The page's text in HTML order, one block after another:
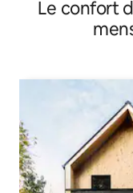
(10-15 minutes en
terrasse) 4
Le confort